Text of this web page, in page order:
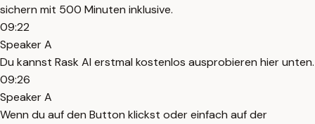
sichern mit 500 Minuten inklusive.
09:22
Speaker A
Du kannst Rask AI erstmal kostenlos ausprobieren hier unten.
09:26
Speaker A
Wenn du auf den Button klickst oder einfach auf der